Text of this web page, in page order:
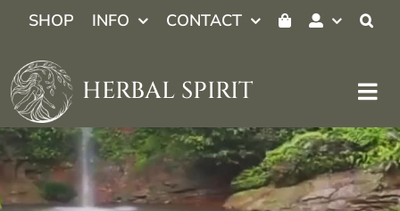
SHOP INFO CONTACT
HERBAL SPIRIT